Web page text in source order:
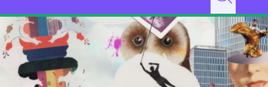
e
a
g